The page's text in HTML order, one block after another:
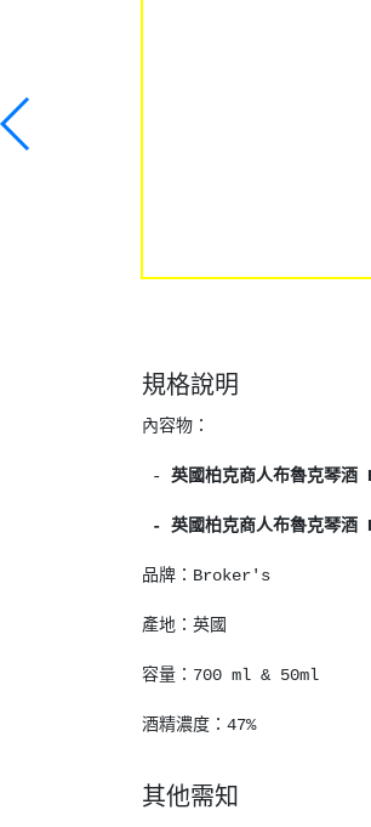
規格說明
內容物：
- 英國柏克商人布魯克琴
- 英國柏克商人布魯克琴
品牌：Broker's
產地：英國
容量：700 ml & 50ml
酒精濃度：47%
其他需知